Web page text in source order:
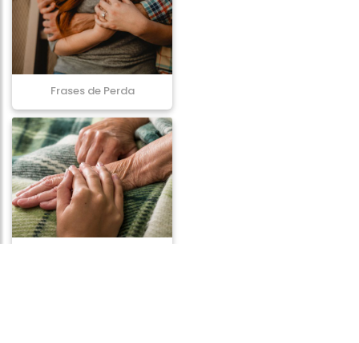
Frases de Perda